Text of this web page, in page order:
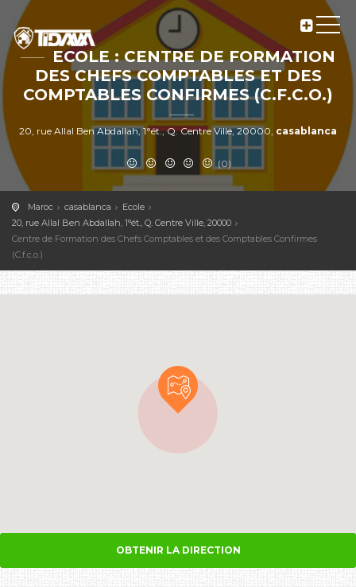
ECOLE : CENTRE DE FORMATION
DES CHEFS COMPTABLES ET DES
COMPTABLES CONFIRMES (C.F.C.O.)
20, rue Allal Ben Abdallah, 1°ét., Q. Centre Ville, 20000, casablanca
(0)
Maroc casablanca
Ecole
20, rue Allal Ben Abdallah, 1°ét., Q. Centre Ville, 20000
Centre de Formation des Chefs Comptables et des Comptables Confirmes
(C.f.c.o.)
OBTENIR LA DIRECTION